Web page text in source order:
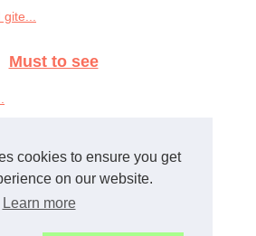
cookies to ensure you get
on our website.
Learn more
Must to see